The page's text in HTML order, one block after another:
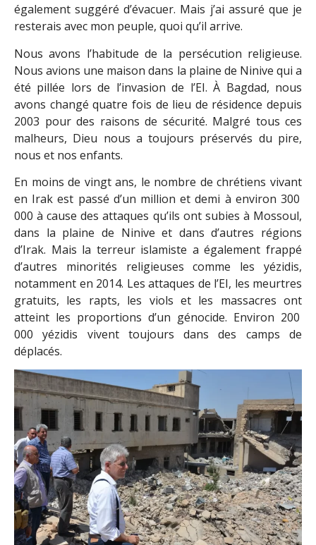
également suggéré d’évacuer. Mais j’ai assuré que je
resterais avec mon peuple, quoi qu’il arrive.
Nous avons l’habitude de la persécution religieuse.
Nous avions une maison dans la plaine de Ninive qui a
été pillée lors de l’invasion de l’EI. À Bagdad, nous
avons changé quatre fois de lieu de résidence depuis
2003 pour des raisons de sécurité. Malgré tous ces
malheurs, Dieu nous a toujours préservés du pire,
nous et nos enfants.
En moins de vingt ans, le nombre de chrétiens vivant
en Irak est passé d’un million et demi à environ 300
000 à cause des attaques qu’ils ont subies à Mossoul,
dans la plaine de Ninive et dans d’autres régions
d’Irak. Mais la terreur islamiste a également frappé
d’autres minorités religieuses comme les yézidis,
notamment en 2014. Les attaques de l’EI, les meurtres
gratuits, les rapts, les viols et les massacres ont
atteint les proportions d’un génocide. Environ 200
000 yézidis vivent toujours dans des camps de
déplacés.